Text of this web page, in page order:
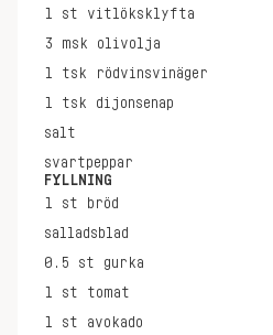
1 st
vitlöksklyfta
3 msk
olivolja
1 tsk
rödvinsvinäger
1 tsk
dijonsenap
salt
svartpeppar
FYLLNING
1 st
bröd
salladsblad
0.5 st
gurka
1 st
tomat
1 st
avokado